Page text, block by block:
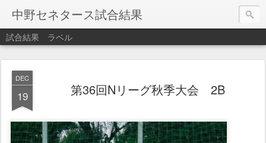
中野セネタース試合結果
試合結果 ラベル
DEC
19 第36回Nリーグ秋季大会 2B